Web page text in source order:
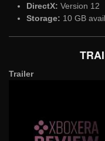
DirectX: Version 12
Storage: 10 GB
Trailer